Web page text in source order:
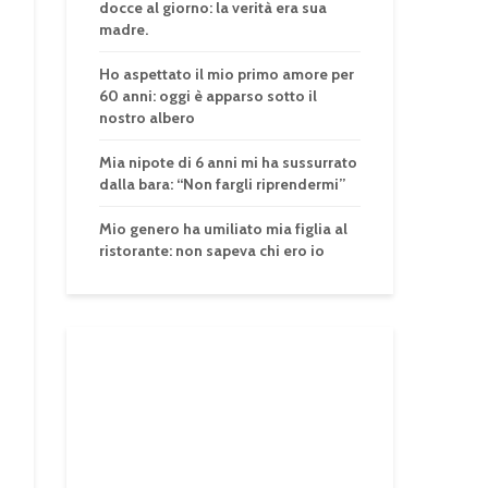
docce al giorno: la verità era sua
madre.
Ho aspettato il mio primo amore per
60 anni: oggi è apparso sotto il
nostro albero
Mia nipote di 6 anni mi ha sussurrato
dalla bara: “Non fargli riprendermi”
Mio genero ha umiliato mia figlia al
ristorante: non sapeva chi ero io